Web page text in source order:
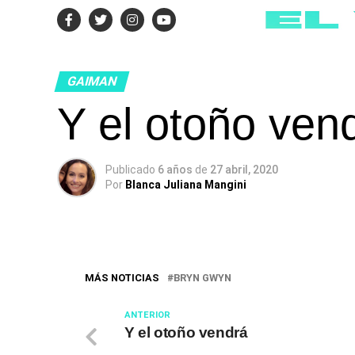
GAIMAN
Y el otoño
Publicado 6 años de 27 abril, 2020
Por Blanca Juliana Mangini
MÁS NOTICIAS BRYN GWYN
ANTERIOR
Y el otoño vendrá